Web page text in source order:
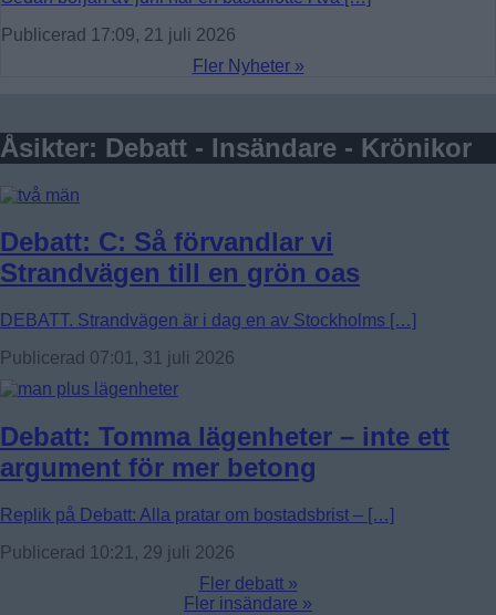
Publicerad 17:09, 21 juli 2026
Fler Nyheter »
Åsikter: Debatt - Insändare - Krönikor
Debatt: C: Så förvandlar vi
Strandvägen till en grön oas
DEBATT. Strandvägen är i dag en av Stockholms […]
Publicerad 07:01, 31 juli 2026
Debatt: Tomma lägenheter – inte ett
argument för mer betong
Replik på Debatt: Alla pratar om bostadsbrist – […]
Publicerad 10:21, 29 juli 2026
Fler debatt »
Fler insändare »